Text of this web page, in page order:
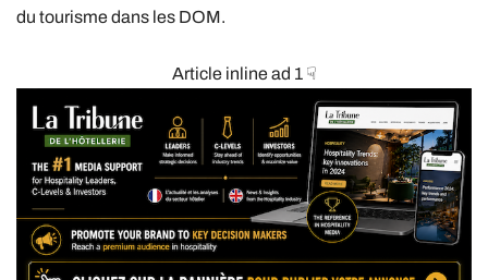
du tourisme dans les DOM.
Article inline ad 1 ☟